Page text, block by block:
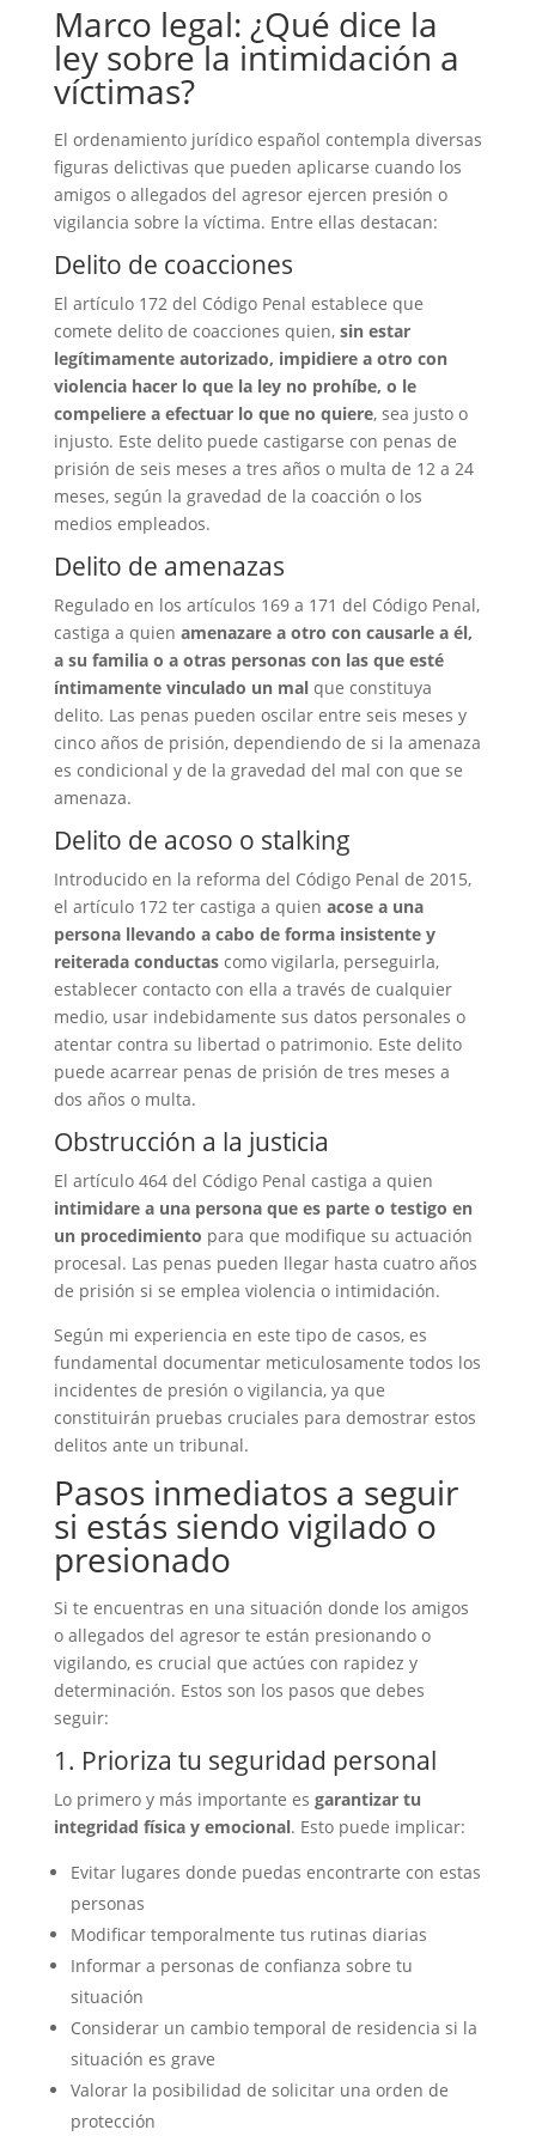
Marco legal: ¿Qué dice la
ley sobre la intimidación a
víctimas?
El ordenamiento jurídico español contempla diversas
figuras delictivas que pueden aplicarse cuando los
amigos o allegados del agresor ejercen presión o
vigilancia sobre la víctima. Entre ellas destacan:
Delito de coacciones
El artículo 172 del Código Penal establece que
comete delito de coacciones quien, sin estar
legítimamente autorizado, impidiere a otro con
violencia hacer lo que la ley no prohíbe, o le
compeliere a efectuar lo que no quiere, sea justo o
injusto. Este delito puede castigarse con penas de
prisión de seis meses a tres años o multa de 12 a 24
meses, según la gravedad de la coacción o los
medios empleados.
Delito de amenazas
Regulado en los artículos 169 a 171 del Código Penal,
castiga a quien amenazare a otro con causarle a él,
a su familia o a otras personas con las que esté
íntimamente vinculado un malque constituya
delito. Las penas pueden oscilar entre seis meses y
cinco años de prisión, dependiendo de si la amenaza
es condicional y de la gravedad del mal con que se
amenaza.
Delito de acoso o stalking
Introducido en la reforma del Código Penal de 2015,
el artículo 172 ter castiga a quien acose a una
persona llevando a cabo de forma insistente y
reiterada conductascomo vigilarla, perseguirla,
establecer contacto con ella a través de cualquier
medio, usar indebidamente sus datos personales o
atentar contra su libertad o patrimonio. Este delito
puede acarrear penas de prisión de tres meses a
dos años o multa.
Obstrucción a la justicia
El artículo 464 del Código Penal castiga a quien
intimidare a una persona que es parte o testigo en
un procedimiento para que modifique su actuación
procesal. Las penas pueden llegar hasta cuatro años
de prisión si se emplea violencia o intimidación.
Según mi experiencia en este tipo de casos, es
fundamental documentar meticulosamente todos los
incidentes de presión o vigilancia, ya que
constituirán pruebas cruciales para demostrar estos
delitos ante un tribunal.
Pasos inmediatos a seguir
si estás siendo vigilado o
presionado
Si te encuentras en una situación donde los amigos
o allegados del agresor te están presionando o
vigilando, es crucial que actúes con rapidez y
determinación. Estos son los pasos que debes
seguir:
1. Prioriza tu seguridad personal
Lo primero y más importante es garantizar tu
integridad física y emocional. Esto puede implicar:
Evitar lugares donde puedas encontrarte con estas
personas
Modificar temporalmente tus rutinas diarias
Informar a personas de confianza sobre tu
situación
Considerar un cambio temporal de residencia si la
situación es grave
Valorar la posibilidad de solicitar una orden de
protección